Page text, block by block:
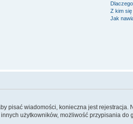
Z kim
Jak
pisać wiadomości, konieczna jest
użytkowników, możliwość przypisania